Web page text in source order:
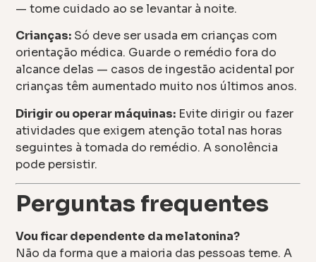
— tome cuidado ao se levantar à noite.
Crianças: Só deve ser usada em crianças com
orientação médica. Guarde o remédio fora do
alcance delas — casos de ingestão acidental por
crianças têm aumentado muito nos últimos anos.
Dirigir ou operar máquinas: Evite dirigir ou fazer
atividades que exigem atenção total nas horas
seguintes à tomada do remédio. A sonolência
pode persistir.
Perguntas frequentes
Vou ficar dependente da melatonina?
Não da forma que a maioria das pessoas teme. A